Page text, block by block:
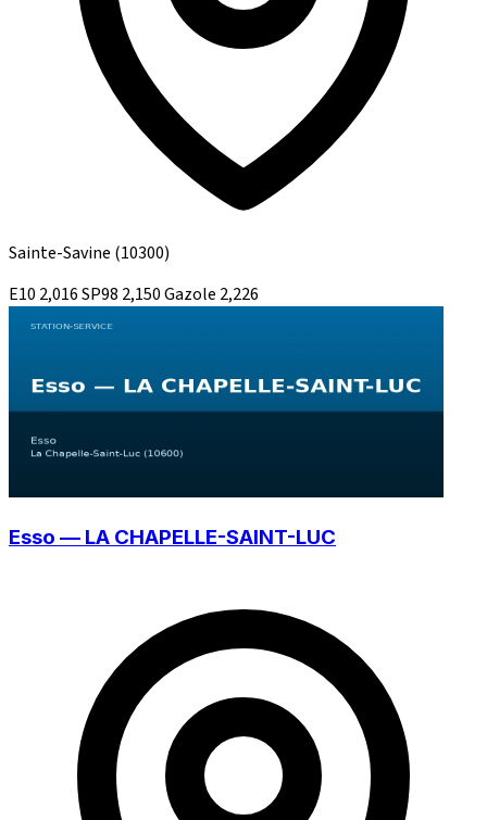
Sainte-Savine (10300)
E10 2,016SP98 2,150Gazole 2,226
Esso — LA CHAPELLE-SAINT-LUC